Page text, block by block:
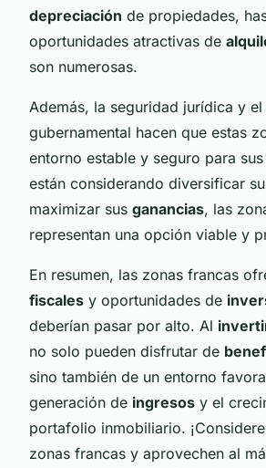
depreciación de propiedades,
oportunidades atractivas de
son numerosas.
Además, la seguridad jurídica y
gubernamental hacen que estas
entorno estable y seguro para sus
están considerando diversificar
maximizar sus ganancias, las
representan una opción viable y
En resumen, las zonas francas
fiscales y oportunidades de
deberían pasar por alto. Al
no solo pueden disfrutar de
sino también de un entorno
generación de ingresos y el
portafolio inmobiliario.
zonas francas y aprovechen al